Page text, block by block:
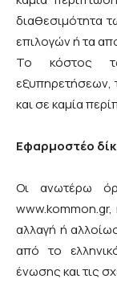
διαθεσιμότητα
επιλογών ή τα
Το κόστος
εξυπηρετήσεων,
και σε καμία
Εφαρμοστέο
Οι ανωτέρω
αλλαγή ή
από το
ένωσης και τις